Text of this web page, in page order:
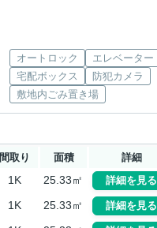
オートロック エレベーター
宅配ボックス
防犯カメラ
敷地内ごみ置き場
間取り 面積 詳細
1K 25.33㎡ 詳細を見る
1K 25.33㎡ 詳細を見る